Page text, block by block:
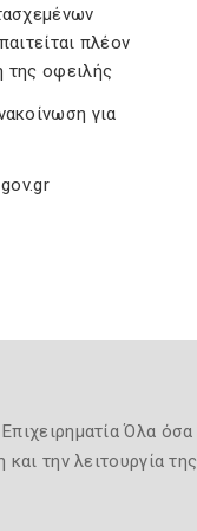
πλέον
της οφειλής
για
Όλα όσα
την λειτουργία της